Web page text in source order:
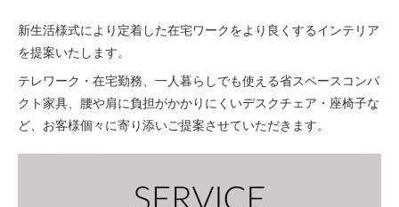
新生活様式により定着した在宅ワークをより良くするインテリア
を提案いたします。
テレワーク・在宅勤務、一人暮らしでも使える省スペースコンパ
クト家具、腰や肩に負担がかかりにくいデスクチェア・座椅子な
ど、お客様個々に寄り添いご提案させていただきます。